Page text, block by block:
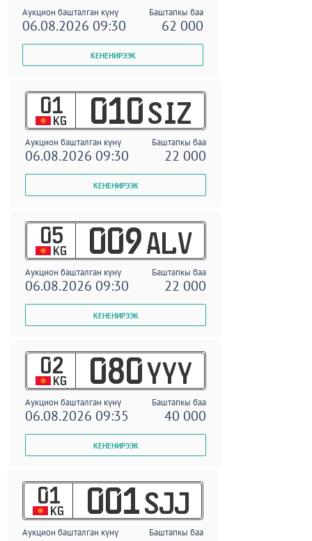
Аукцион башталган күнү Баштапкы баа
06.08.2026 09:30 62 000
01
KG 010 SIZ
Аукцион башталган күнү Баштапкы баа
06.08.2026 09:30 22 000
05
KG 009 ALV
Аукцион башталган күнү Баштапкы баа
06.08.2026 09:30 22 000
02
KG 080 YYY
Аукцион башталган күнү Баштапкы баа
06.08.2026 09:35 40 000
01
KG 001 SJJ
Аукцион башталган күнү Баштапкы баа